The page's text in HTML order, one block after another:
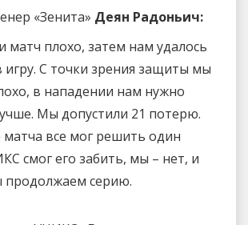
«Зенита» Деян Радоньич:
матч плохо, затем нам удалось
игру. С точки зрения защиты мы
в нападении нам нужно
Мы допустили 21 потерю.
все мог решить один
смог его забить, мы – нет, и
продолжаем серию.